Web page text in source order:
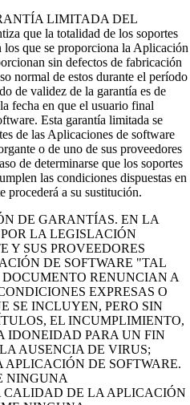
LIMITADA DEL
que la totalidad de los soportes
los que se proporciona la Aplicación
sin defectos de fabricación
normal de estos durante el período
de validez de la garantía es de
fecha en que el usuario final
Esta garantía limitada se
de las Aplicaciones de software
o de uno de sus proveedores
de determinarse que los soportes
las condiciones dispuestas en
procederá a su sustitución.
DE GARANTÍAS. EN LA
LA LEGISLACIÓN
Y SUS PROVEEDORES
DE SOFTWARE "TAL
RENUNCIAN A
EXPRESAS O
SE INCLUYEN, PERO SIN
EL INCUMPLIMIENTO,
IDONEIDAD PARA UN FIN
AUSENCIA DE VIRUS;
DE SOFTWARE.
NINGUNA
CALIDAD DE LA APLICACIÓN